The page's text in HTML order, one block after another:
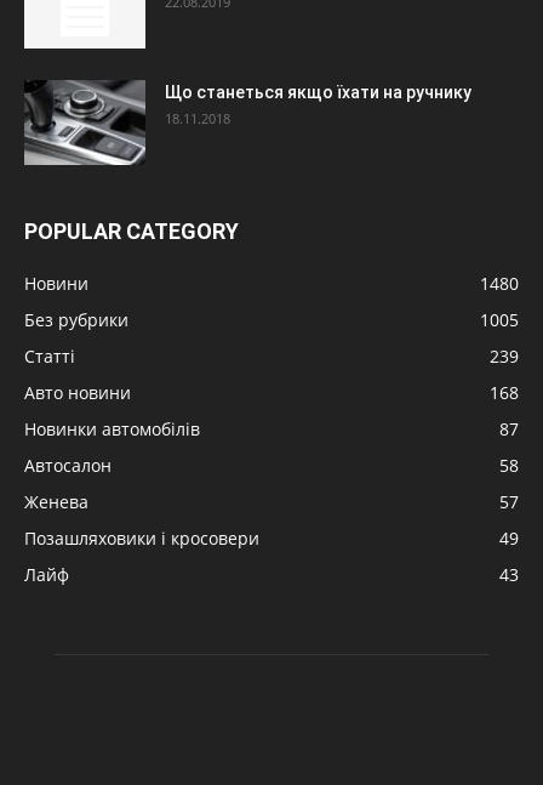
Що станеться якщо їхати на ручнику
18.11.2018
POPULAR CATEGORY
Новини
1480
Без рубрики
1005
Статті
239
Авто новини
168
Новинки автомобілів
87
Автосалон
58
Женева
57
Позашляховики і кросовери
49
Лайф
43